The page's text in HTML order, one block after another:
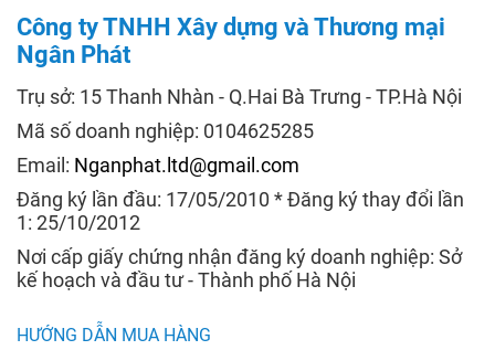
Công ty TNHH Xây dựng và Thương mại
Ngân Phát
Trụ sở: 15 Thanh Nhàn - Q.Hai Bà Trưng - TP.Hà Nội
Mã số doanh nghiệp: 0104625285
Email: Nganphat.ltd@gmail.com
Đăng ký lần đầu: 17/05/2010 * Đăng ký thay đổi lần
1: 25/10/2012
Nơi cấp giấy chứng nhận đăng ký doanh nghiệp: Sở
kế hoạch và đầu tư - Thành phố Hà Nội
HƯỚNG DẪN MUA HÀNG